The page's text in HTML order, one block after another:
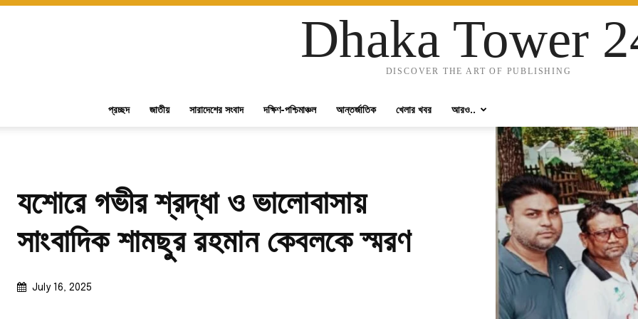
Dhaka Tower
DISCOVER THE ART OF PUBLISHING
প্রচ্ছদ জাতীয় সারাদেশের সংবাদ দক্ষিণ-পশ্চিমাঞ্চল আন্তর্জাতিক খেলার খবর আরও..
যশোরে গভীর শ্রদ্ধা ও ভালোবাসায়
সাংবাদিক শামছুর রহমান কেবলকে স্মরণ
July 16, 2025